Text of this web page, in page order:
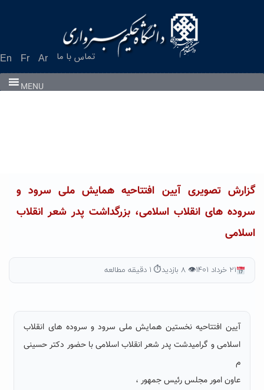
En Fr Ar تماس با ما
MENU
گزارش تصویری آیین افتتاحیه همایش ملی سرود و
سروده های انقلاب اسلامی، بزرگداشت پدر شعر انقلاب
اسلامی
۲۱ خرداد ۱۴۰۱ 👁 ۸ بازدید ⏱ ۱ دقیقه مطالعه
آیین افتتاحیه نخستین همایش ملی سرود و سروده های انقلاب
اسلامی و گرامیدشت پدر شعر انقلاب اسلامی با حضور دکتر حسینی
م
عاون امور مجلس رئیس جمهور ،